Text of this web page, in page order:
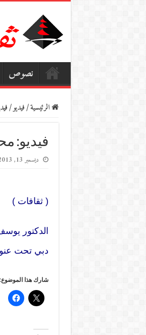
نصوص
الرئيسية/فيديو/
فيديو:
ديسمبر 13, 2013
( ثقافات )
الدكتور
دبي تحت
شارك هذا الموضوع: